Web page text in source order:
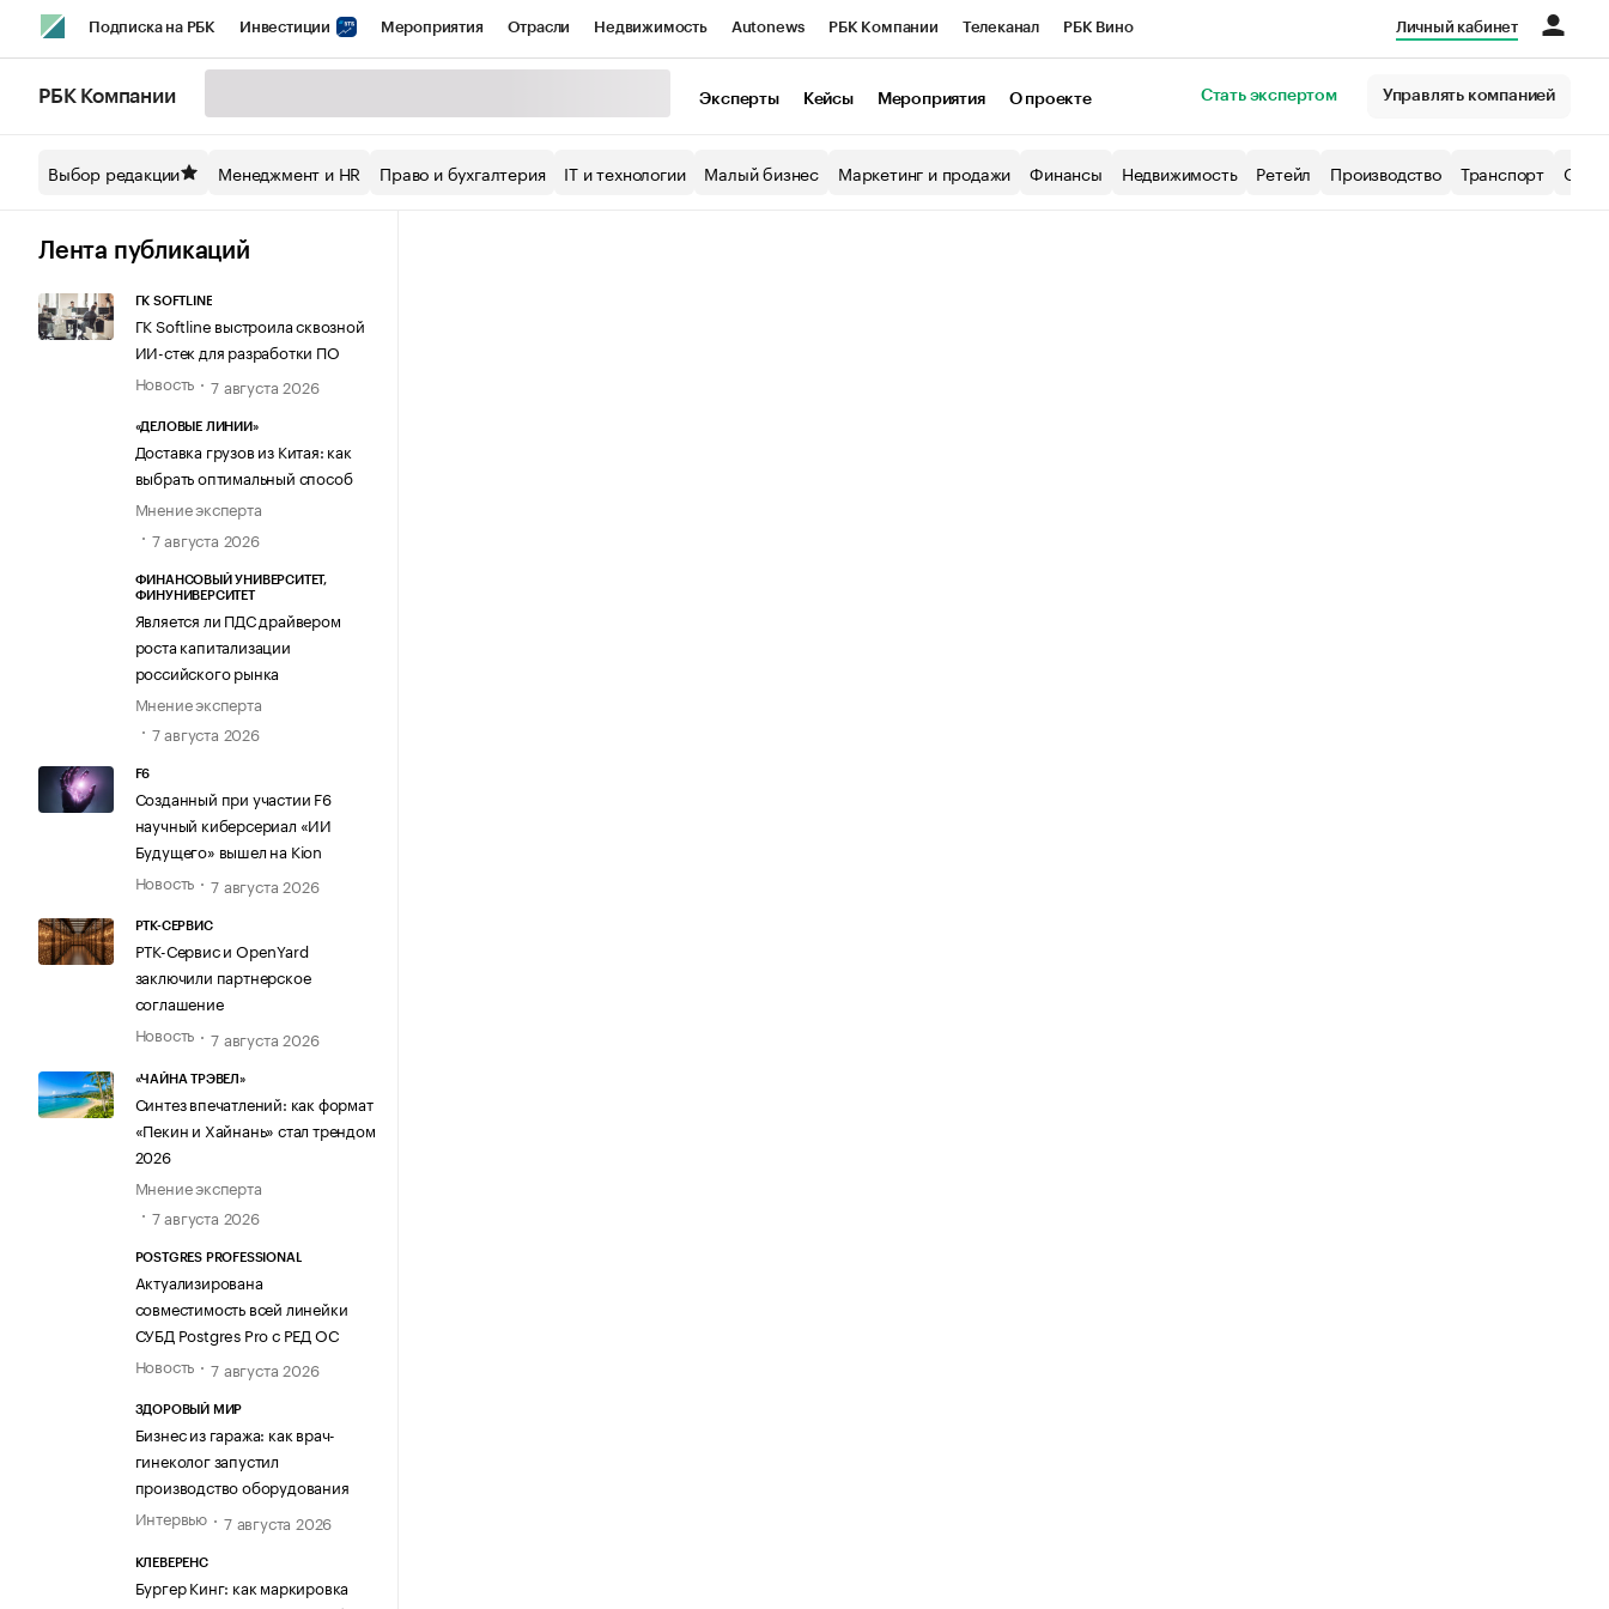
Подписка на РБК Инвестиции Мероприятия Отрасли Недвижимость Autonews РБК Компании Телеканал РБК Вино
Спецпроекты СПб Конференции СПб Спецпроекты Экономика Бизнес
Технологии и медиа
Личный кабинет
РБК Компании Эксперты Кейсы Мероприятия О проекте Стать экспертом Управлять компанией
Выбор редакции Менеджмент и HR Право и бухгалтерия IT и технологии Малый бизнес Маркетинг и продажи Финансы Недвижимость Ретейл Производство Транспорт
Лента публикаций
ГК SOFTLINE
ГК Softline выстроила сквозной
ИИ-стек для разработки ПО
Новость
7 августа 2026
«ДЕЛОВЫЕ ЛИНИИ»
Доставка грузов из Китая: как
выбрать оптимальный способ
Мнение эксперта
7 августа 2026
ФИНАНСОВЫЙ УНИВЕРСИТЕТ,
ФИНУНИВЕРСИТЕТ
Является ли ПДС драйвером
роста капитализации
российского рынка
Мнение эксперта
7 августа 2026
F6
Созданный при участии F6
научный киберсериал «ИИ
Будущего» вышел на Kion
Новость
7 августа 2026
РТК-СЕРВИС
РТК-Сервис и OpenYard
заключили партнерское
соглашение
Новость
7 августа 2026
«ЧАЙНА ТРЭВЕЛ»
Синтез впечатлений: как формат
«Пекин и Хайнань» стал трендом
2026
Мнение эксперта
7 августа 2026
POSTGRES PROFESSIONAL
Актуализирована
совместимость всей линейки
СУБД Postgres Pro с РЕД ОС
Новость
7 августа 2026
ЗДОРОВЫЙ МИР
Бизнес из гаража: как врач-
гинеколог запустил
производство оборудования
Интервью
7 августа 2026
КЛЕВЕРЕНС
Бургер Кинг: как маркировка